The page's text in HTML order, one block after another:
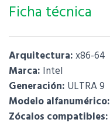
Ficha técnica
Arquitectura:x86-64
Marca: Intel
Generación: ULTRA 9
Modelo alfanumérico:
Zócalos compatibles: